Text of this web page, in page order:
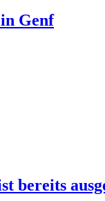
Genf
bereits